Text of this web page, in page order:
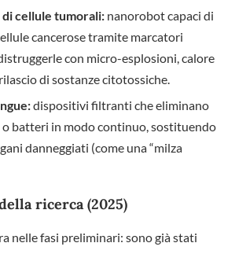
di cellule tumorali: nanorobot capaci di
cancerose tramite marcatori
con micro-esplosioni, calore
di sostanze citotossiche.
dispositivi filtranti che eliminano
o batteri in modo continuo, sostituendo
danneggiati (come una “milza
ricerca (2025)
nelle fasi preliminari: sono già stati